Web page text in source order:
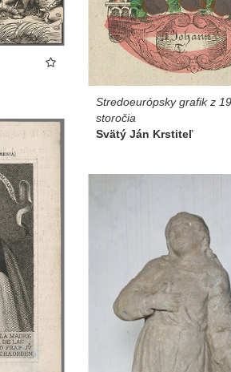
Stredoeurópsky grafik z 19.
storočia
Svätý Ján Krstiteľ